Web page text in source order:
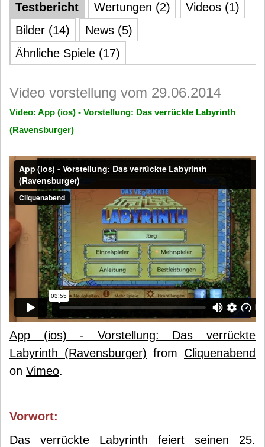
Testbericht Wertungen (2)
Videos (1)
Bilder (14)
News (5)
Ähnliche Spiele (17)
Video vorstellung vom 29.06.2014
Video: App (ios) - Vorstellung: Das verrückte Labyrinth
(Ravensburger)
App (ios) - Vorstellung: Das verrückte
Labyrinth (Ravensburger) from Cliquenabend
on Vimeo.
Vorwort:
Das verrückte Labyrinth feiert seinen 25.